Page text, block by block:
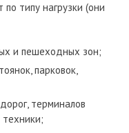
типу нагрузки (они
и пешеходных зон;
парковок,
терминалов
техники;